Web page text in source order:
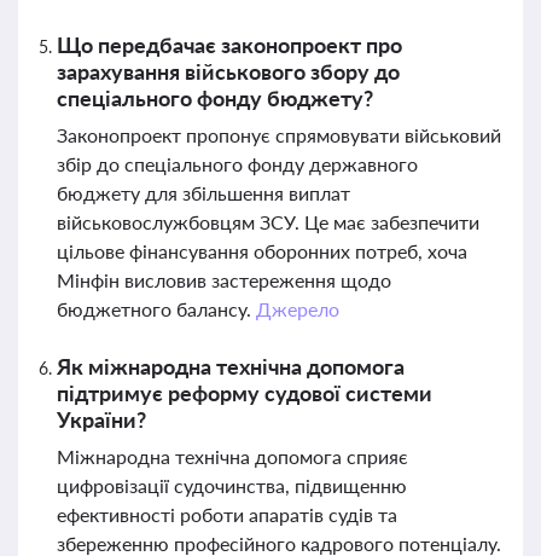
Що передбачає законопроект про
зарахування військового збору до
спеціального фонду бюджету?
Законопроект пропонує спрямовувати військовий
збір до спеціального фонду державного
бюджету для збільшення виплат
військовослужбовцям ЗСУ. Це має забезпечити
цільове фінансування оборонних потреб, хоча
Мінфін висловив застереження щодо
бюджетного балансу. Джерело
Як міжнародна технічна допомога
підтримує реформу судової системи
України?
Міжнародна технічна допомога сприяє
цифровізації судочинства, підвищенню
ефективності роботи апаратів судів та
збереженню професійного кадрового потенціалу.